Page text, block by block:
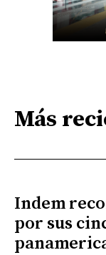
Más
Indem
por sus